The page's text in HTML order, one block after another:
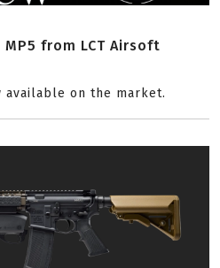
MP5 from LCT Airsoft
available on the market.